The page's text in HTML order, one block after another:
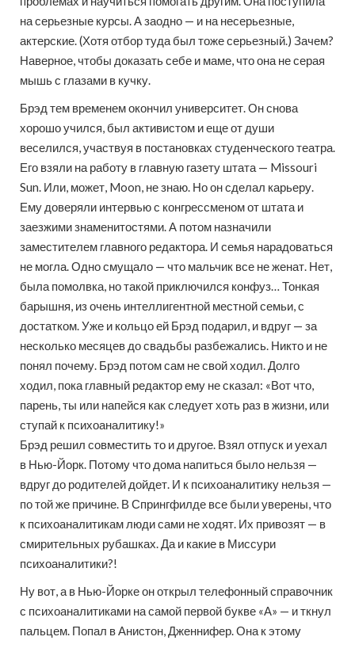
на серьезные курсы. А заодно — и на несерьезные,
актерские. (Хотя отбор туда был тоже серьезный.) Зачем?
Наверное, чтобы доказать себе и маме, что она не серая
мышь с глазами в кучку.
Брэд тем временем окончил университет. Он снова
хорошо учился, был активистом и еще от души
веселился, участвуя в постановках студенческого театра.
Его взяли на работу в главную газету штата — Missouri
Sun. Или, может, Moon, не знаю. Но он сделал карьеру.
Ему доверяли интервью с конгрессменом от штата и
заезжими знаменитостями. А потом назначили
заместителем главного редактора. И семья нарадоваться
не могла. Одно смущало — что мальчик все не женат. Нет,
была помолвка, но такой приключился конфуз… Тонкая
барышня, из очень интеллигентной местной семьи, с
достатком. Уже и кольцо ей Брэд подарил, и вдруг — за
несколько месяцев до свадьбы разбежались. Никто и не
понял почему. Брэд потом сам не свой ходил. Долго
ходил, пока главный редактор ему не сказал: «Вот что,
парень, ты или напейся как следует хоть раз в жизни, или
ступай к психоаналитику!»
Брэд решил совместить то и другое. Взял отпуск и уехал
в Нью-Йорк. Потому что дома напиться было нельзя —
вдруг до родителей дойдет. И к психоаналитику нельзя —
по той же причине. В Спрингфилде все были уверены, что
к психоаналитикам люди сами не ходят. Их привозят — в
смирительных рубашках. Да и какие в Миссури
психоаналитики?!
Ну вот, а в Нью-Йорке он открыл телефонный справочник
с психоаналитиками на самой первой букве «А» — и ткнул
пальцем. Попал в Анистон, Дженнифер. Она к этому